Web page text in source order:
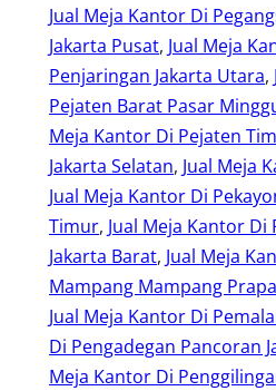
Jual Meja Kantor Di
Jakarta Pusat, Jual Meja
Penjaringan Jakarta Utara,
Pejaten Barat Pasar
Meja Kantor Di Pejaten
Jakarta Selatan, Jual Meja
Jual Meja Kantor Di
Timur, Jual Meja Kantor
Jakarta Barat, Jual Meja
Mampang Mampang
Jual Meja Kantor Di
Di Pengadegan Pancoran
Meja Kantor Di